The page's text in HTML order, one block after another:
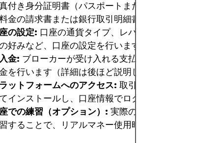
付き身分証明書（パスポートまたは身分証明書）と
金の請求書または銀行取引明細書）が含まれます。
の設定: 口座の通貨タイプ、レバレッジ、および場合
好みなど、口座の設定を行います。
金: ブローカーが受け入れる支払い方法のいずれかを
を行います（詳細は後ほど説明します）。
ットフォームへのアクセス: 取引プラットフォームを
インストールし、口座情報でログインします。
での練習（オプション）: 実際のお金を使う前に仮想
することで、リアルマネー使用時に驚かされること